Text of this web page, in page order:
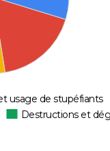
usage de stupéfiants
Destructions et